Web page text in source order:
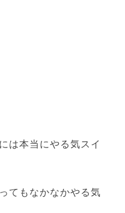
は本当にやる気スイ
てもなかなかやる気